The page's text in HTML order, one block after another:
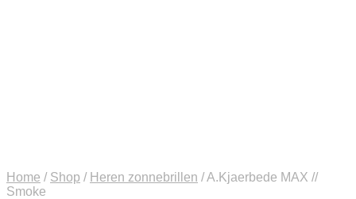
Home / Shop / Heren zonnebrillen /A.Kjaerbede MAX //
Smoke